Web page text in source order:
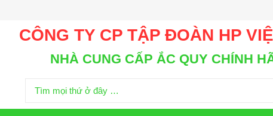
CÔNG TY CP TẬP ĐOÀN HP
NHÀ CUNG CẤP ẮC QUY CHÍNH